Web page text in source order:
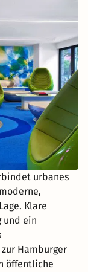
urbanes
Klare
und ein
Hamburger
öffentliche